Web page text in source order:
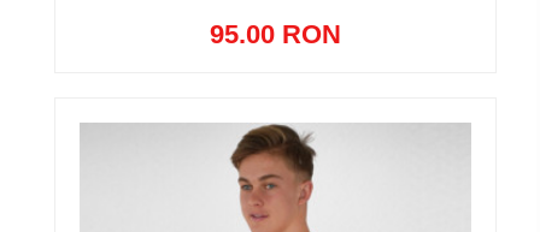
95.00 RON